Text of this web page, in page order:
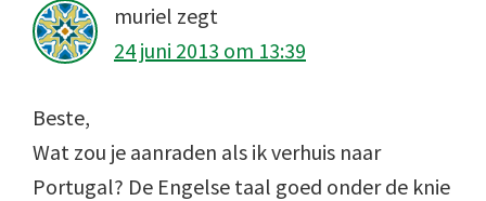
muriel zegt
24 juni 2013 om 13:39
Beste,
Wat zou je aanraden als ik verhuis naar
Portugal? De Engelse taal goed onder de knie